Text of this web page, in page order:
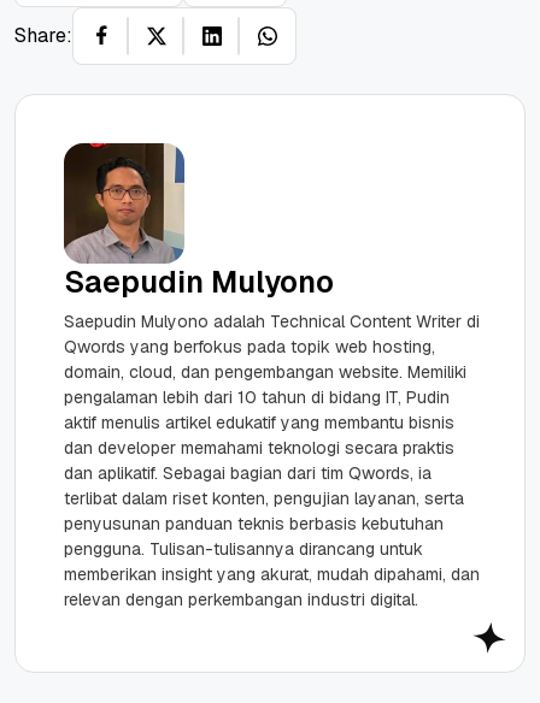
Share:
Saepudin Mulyono
Saepudin Mulyono adalah Technical Content Writer di
Qwords yang berfokus pada topik web hosting,
domain, cloud, dan pengembangan website. Memiliki
pengalaman lebih dari 10 tahun di bidang IT, Pudin
aktif menulis artikel edukatif yang membantu bisnis
dan developer memahami teknologi secara praktis
dan aplikatif. Sebagai bagian dari tim Qwords, ia
terlibat dalam riset konten, pengujian layanan, serta
penyusunan panduan teknis berbasis kebutuhan
pengguna. Tulisan-tulisannya dirancang untuk
memberikan insight yang akurat, mudah dipahami, dan
relevan dengan perkembangan industri digital.